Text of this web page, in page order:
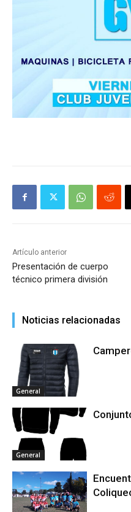
Artículo anterior
Presentación de cuerpo
técnico primera división
Noticias relacionadas
General
General